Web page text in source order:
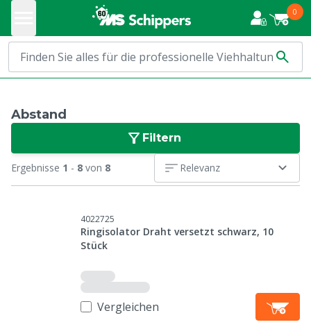
0
Abstand
Filtern
Ergebnisse 1 - 8 von 8 Relevanz
4022725
Ringisolator Draht versetzt schwarz, 10
Stück
Vergleichen